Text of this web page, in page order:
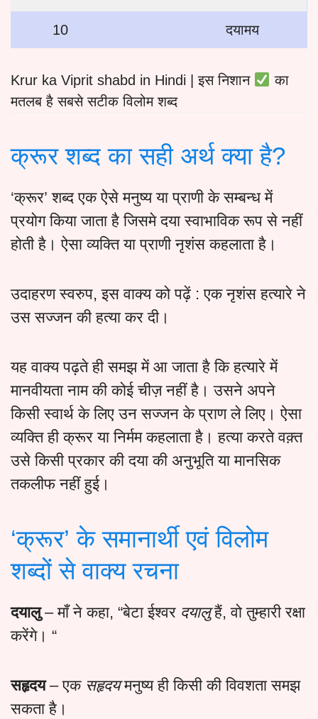
10 दयामय
Krur ka Viprit shabd in Hindi | इस निशान
का
मतलब है सबसे सटीक विलोम शब्द
क्रूर शब्द का सही अर्थ क्या है?
‘क्रूर’ शब्द एक ऐसे मनुष्य या प्राणी के सम्बन्ध में
प्रयोग किया जाता है जिसमे दया स्वाभाविक रूप से नहीं
होती है। ऐसा व्यक्ति या प्राणी नृशंस कहलाता है।
उदाहरण स्वरुप, इस वाक्य को पढ़ें : एक नृशंस हत्यारे ने
उस सज्जन की हत्या कर दी।
यह वाक्य पढ़ते ही समझ में आ जाता है कि हत्यारे में
मानवीयता नाम की कोई चीज़ नहीं है। उसने अपने
किसी स्वार्थ के लिए उन सज्जन के प्राण ले लिए। ऐसा
व्यक्ति ही क्रूर या निर्मम कहलाता है। हत्या करते वक़्त
उसे किसी प्रकार की दया की अनुभूति या मानसिक
तकलीफ नहीं हुई।
‘क्रूर’ के समानार्थी एवं विलोम
शब्दों से वाक्य रचना
दयालु– माँ ने कहा, “बेटा ईश्वर दयालुहैं, वो तुम्हारी रक्षा
करेंगे। “
सहृदय– एक सहृदयमनुष्य ही किसी की विवशता समझ
सकता है।